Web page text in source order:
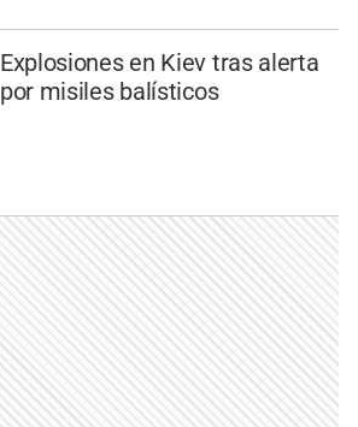
Explosiones en Kiev tras alerta
por misiles balísticos